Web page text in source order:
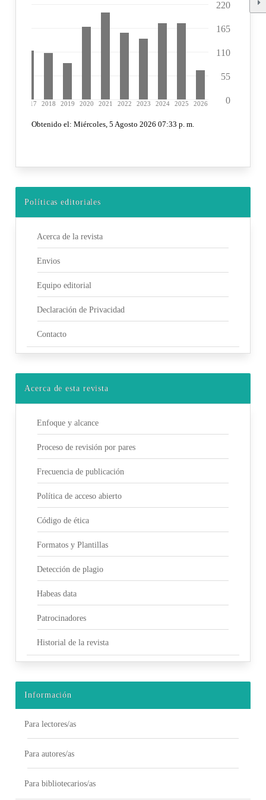
Políticas editoriales
Acerca de la revista
Envios
Equipo editorial
Declaración de Privacidad
Contacto
Acerca de esta revista
Enfoque y alcance
Proceso de revisión por pares
Frecuencia de publicación
Política de acceso abierto
Código de ética
Formatos y Plantillas
Detección de plagio
Habeas data
Patrocinadores
Historial de la revista
Información
Para lectores/as
Para autores/as
Para bibliotecarios/as